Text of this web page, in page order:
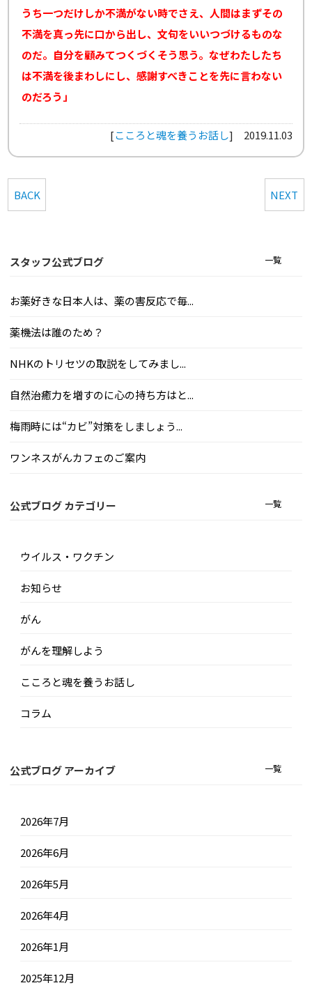
うち一つだけしか不満がない時でさえ、人間はまずその
不満を真っ先に口から出し、文句をいいつづけるものな
のだ。自分を顧みてつくづくそう思う。なぜわたしたち
は不満を後まわしにし、感謝すべきことを先に言わない
のだろう」
[こころと魂を養うお話し] 2019.11.03
BACK NEXT
スタッフ公式ブログ 一覧
お薬好きな日本人は、薬の害反応で毎...
薬機法は誰のため？
NHKのトリセツの取説をしてみまし...
自然治癒力を増すのに心の持ち方はと...
梅雨時には“カビ”対策をしましょう...
ワンネスがんカフェのご案内
公式ブログ カテゴリー 一覧
ウイルス・ワクチン
お知らせ
がん
がんを理解しよう
こころと魂を養うお話し
コラム
公式ブログ アーカイブ 一覧
2026年7月
2026年6月
2026年5月
2026年4月
2026年1月
2025年12月